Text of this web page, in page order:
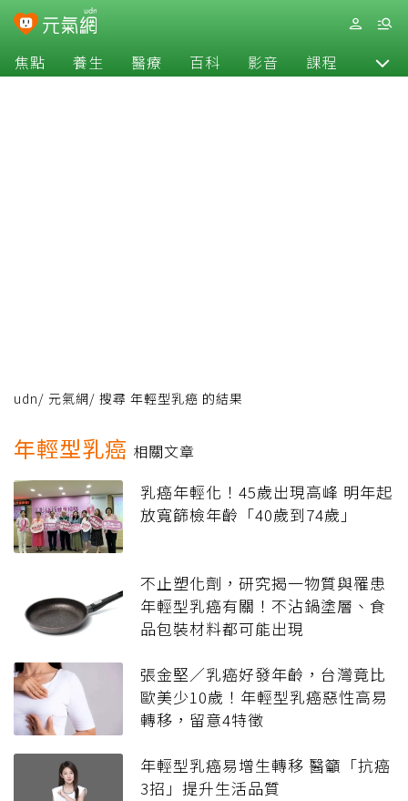
焦點 養生 醫療 百科 影音 課程 退休
udn/ 元氣網/ 搜尋 年輕型乳癌 的結果
年輕型乳癌 相關文章
乳癌年輕化！45歲出現高峰 明年起
放寬篩檢年齡「40歲到74歲」
不止塑化劑，研究揭一物質與罹患
年輕型乳癌有關！不沾鍋塗層、食
品包裝材料都可能出現
張金堅／乳癌好發年齡，台灣竟比
歐美少10歲！年輕型乳癌惡性高易
轉移，留意4特徵
年輕型乳癌易增生轉移 醫籲「抗癌
3招」提升生活品質